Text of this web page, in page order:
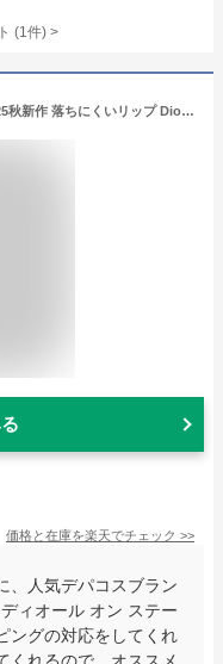
(1件) >
【168 185 226 390 425 在庫あり】2025秋新作 落ちにくいリップ Dior ルージュ ディオール オン ステージ リップ 新作 2025 秋コスメ Christian Dior クリスチャンディオール 色持ち うるおい コスメ 化粧品 正規品 新品 ブランド ギフト プレゼント
価格と在庫を楽天でチェック >>
、人気デパコスブラン
ィオール オン ステー
ングの対応をしてくれ